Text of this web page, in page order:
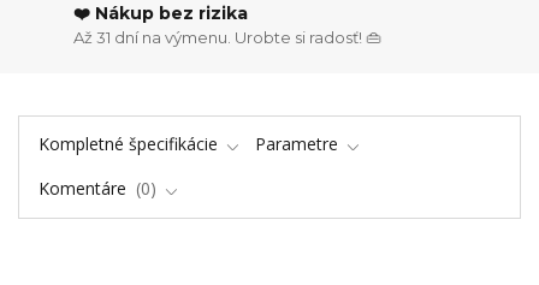
❤️ Nákup bez rizika
Až 31 dní na výmenu. Urobte si radosť! 👜
Kompletné špecifikácie
Parametre
Komentáre
0